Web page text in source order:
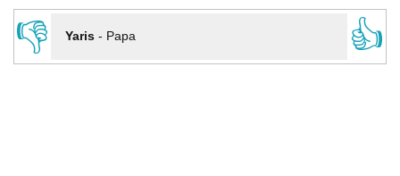
👎
Yaris- Papa 👍